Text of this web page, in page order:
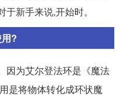
新手来说,开始时。
?
因为艾尔登法环是《魔法
是将物体转化成环状魔